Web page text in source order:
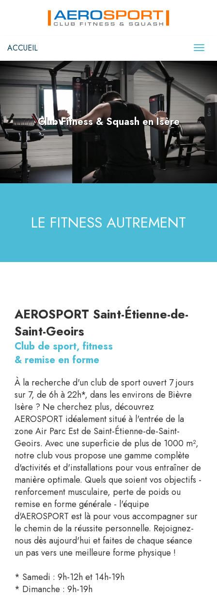
ACCUEIL
Club Fitness & Squash en Isère
LE FITNESS AUTREMENT
AEROSPORT Saint-Étienne-de-
Saint-Geoirs
Club de sport, fitness
& remise en forme
À la recherche d'un club de sport ouvert 7 jours
sur 7, de 6h à 22h*, dans les environs de Bièvre
Isère ? Ne cherchez plus, découvrez
AEROSPORT idéalement situé à l'entrée de la
zone Air Parc Est de Saint-Étienne-de-Saint-
Geoirs. Avec une superficie de plus de 1000 m²,
notre club vous propose une gamme complète
d'activités et d'installations pour vous entraîner de
manière optimale. Quels que soient vos objectifs -
renforcement musculaire, perte de poids ou
remise en forme générale - l'équipe
d'AEROSPORT est là pourvous accompagner sur
le chemin de la réussite personnelle. Rejoignez-
nous dès aujourd'hui et faites de chaque séance
un pas vers une meilleure forme physique !
* Samedi : 9h-12h et 14h-19h
* Dimanche : 9h-19h